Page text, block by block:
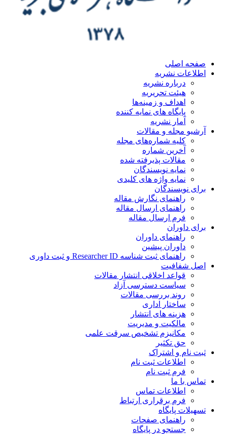
اصلی
نشریه
درباره نشریه
هیئت تحریریه
اهداف و زمینه‌ها
پایگاه های نمایه کننده
آمار نشریه
مجله و مقالات
کلیه شماره‌های مجله
آخرین شماره
مقالات پذیرفته شده
نمایه نویسندگان
نمایه واژه های کلیدی
نویسندگان
راهنمای نگارش مقاله
راهنمای ارسال مقاله
فرم ارسال مقاله
داوران
راهنمای داوران
داوران پیشین
راهنمای ثبت شناسه Researcher ID و ثبت داوری
شفافیت
قواعد اخلاقی انتشار مقالات
سیاست دسترسی آزاد
روند بررسی مقالات
ساختار اداری
هزینه های انتشار
مالکیت و مدیریت
ﻣﮑﺎﻧﯿﺰم ﺗﺸﺨﯿﺺ ﺳﺮﻗﺖ ﻋﻠﻤﯽ
حق تکثیر
نام و اشتراک
اطلاعات ثبت نام
فرم ثبت نام
با ما
اطلاعات تماس
فرم برقراری ارتباط
پایگاه
راهنمای صفحات
جستجو در پایگاه